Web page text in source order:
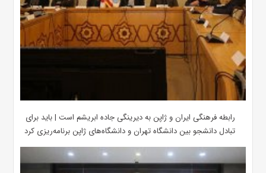
رابطه فرهنگی ایران و ژاپن به دیرینگی جاده ابریشم است | باید برای
تبادل دانشجو بین دانشگاه تهران و دانشگاه‌های ژاپن برنامه‌ریزی کرد